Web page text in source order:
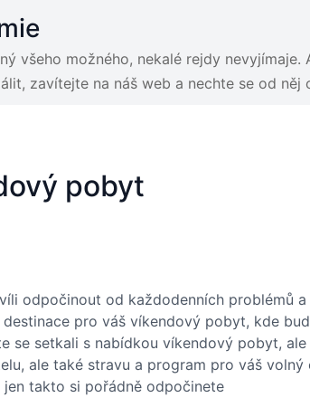
všeho možného, nekalé rejdy nevyjímaje.
zavítejte na náš web a nechte se od něj
pobyt
odpočinout od každodenních problémů
destinace pro váš víkendový pobyt, kde
se setkali s nabídkou víkendový pobyt,
ale také stravu a program pro váš
jen takto si pořádně odpočinete